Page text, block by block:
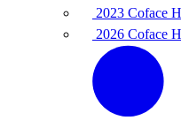
2023 Coface
2026 Coface